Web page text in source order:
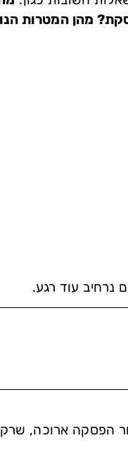
מהן המטרות
נרחיב עוד רגע.
הפסקה ארוכה,